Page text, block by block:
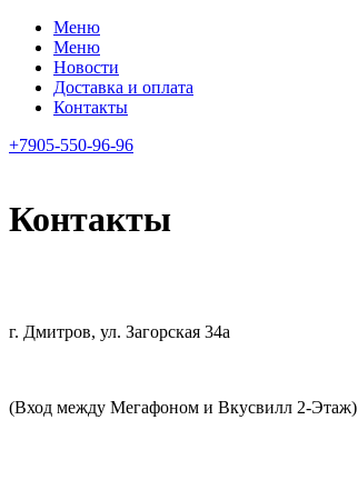
Меню
Меню
Новости
Доставка и оплата
Контакты
+7905-550-96-96
Контакты
г. Дмитров, ул. Загорская 34а
(Вход между Мегафоном и Вкусвилл 2-Этаж)